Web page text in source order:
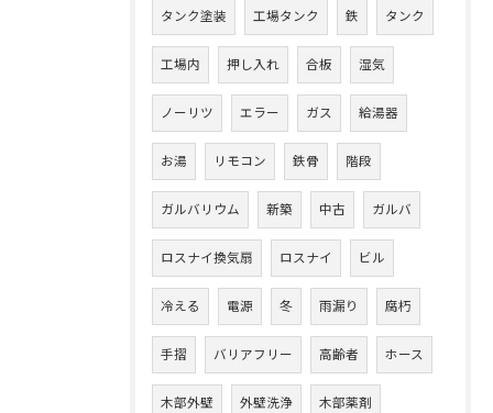
タンク塗装 工場タンク 鉄 タンク
工場内 押し入れ 合板 湿気
ノーリツ エラー ガス 給湯器
お湯 リモコン 鉄骨 階段
ガルバリウム 新築 中古 ガルバ
ロスナイ換気扇 ロスナイ ビル
冷える 電源 冬 雨漏り 腐朽
手摺 バリアフリー 高齢者 ホース
木部外壁 外壁洗浄 木部薬剤